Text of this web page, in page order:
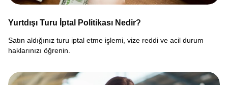
Yurtdışı Turu İptal Politikası Nedir?
Satın aldığınız turu iptal etme işlemi, vize reddi ve acil durum
haklarınızı öğrenin.